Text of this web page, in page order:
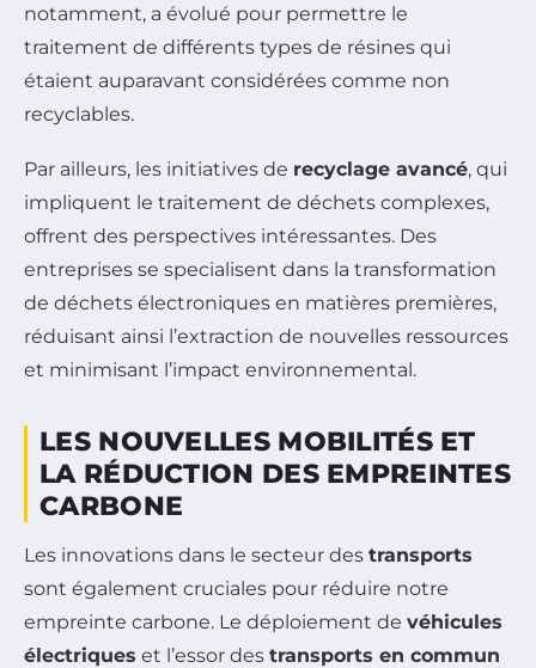
notamment, a évolué pour permettre le
traitement de différents types de résines qui
étaient auparavant considérées comme non
recyclables.
Par ailleurs, les initiatives de recyclage avancé, qui
impliquent le traitement de déchets complexes,
offrent des perspectives intéressantes. Des
entreprises se specialisent dans la transformation
de déchets électroniques en matières premières,
réduisant ainsi l’extraction de nouvelles ressources
et minimisant l’impact environnemental.
LES NOUVELLES MOBILITÉS ET
LA RÉDUCTION DES EMPREINTES
CARBONE
Les innovations dans le secteur des transports
sont également cruciales pour réduire notre
empreinte carbone. Le déploiement de véhicules
électriques et l’essor des transports en commun